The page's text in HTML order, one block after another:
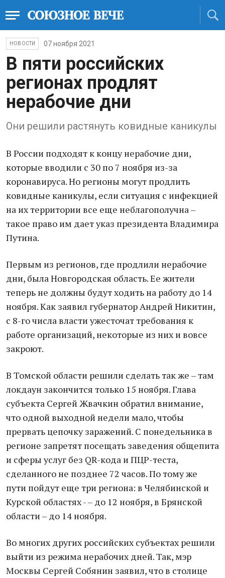
НОВОСТИ 07 ноября 2021
В пяти российских
регионах продлят
нерабочие дни
Они решили растянуть ковидные каникулы
В России подходят к концу нерабочие дни,
которые вводили с 30 по 7 ноября из-за
коронавируса. Но регионы могут продлить
ковидные каникулы, если ситуация с инфекцией
на их территории все еще неблагополучна –
такое право им дает указ президента Владимира
Путина.
Первым из регионов, где продлили нерабочие
дни, была Новгородская область. Ее жители
теперь не должны будут ходить на работу до 14
ноября. Как заявил губернатор Андрей Никитин,
с 8-го числа власти ужесточат требования к
работе организаций, некоторые из них и вовсе
закроют.
В Томской области решили сделать так же – там
локдаун закончится только 15 ноября. Глава
субъекта Сергей Жвачкин обратил внимание,
что одной выходной недели мало, чтобы
прервать цепочку заражений. С понедельника в
регионе запретят посещать заведения общепита
и сферы услуг без QR-кода и ПЦР-теста,
сделанного не позднее 72 часов. По тому же
пути пойдут еще три региона: в Челябинской и
Курской областях - – до 12 ноября, в Брянской
области – до 14 ноября.
Во многих других российских субъектах решили
выйти из режима нерабочих дней. Так, мэр
Москвы Сергей Собянин заявил, что в столице